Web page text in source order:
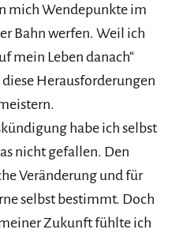
mich Wendepunkte im
Bahn werfen. Weil ich
mein Leben danach“
Herausforderungen
habe ich selbst
nicht gefallen. Den
Veränderung und für
selbst bestimmt. Doch
Zukunft fühlte ich